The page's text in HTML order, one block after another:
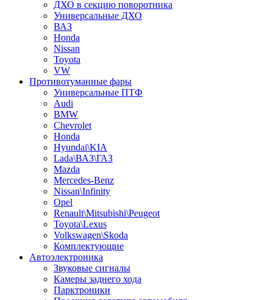
ДХО в секцию поворотника
Универсальные ДХО
ВАЗ
Honda
Nissan
Toyota
VW
Противотуманные фары
Универсальные ПТФ
Audi
BMW
Chevrolet
Honda
Hyundai\KIA
Lada\ВАЗ\ГАЗ
Mazda
Mercedes-Benz
Nissan\Infinity
Opel
Renault\Mitsubishi\Peugeot
Toyota\Lexus
Volkswagen\Skoda
Комплектующие
Автоэлектроника
Звуковые сигналы
Камеры заднего хода
Парктроники